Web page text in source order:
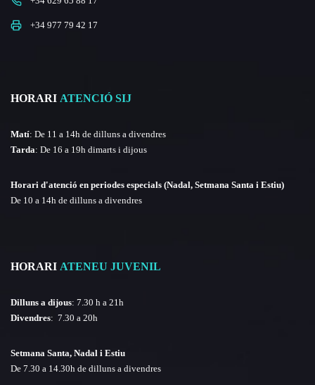
+34 977 79 42 17
HORARI ATENCIÓ SIJ
Matí: De 11 a 14h de dilluns a divendres
Tarda: De 16 a 19h dimarts i dijous
Horari d'atenció en periodes especials (Nadal, Setmana Santa i Estiu)
De 10 a 14h de dilluns a divendres
HORARI ATENEU JUVENIL
Dilluns a dijous: 7.30 h a 21h
Divendres: 7.30 a 20h
Setmana Santa, Nadal i Estiu
De 7.30 a 14.30h de dilluns a divendres